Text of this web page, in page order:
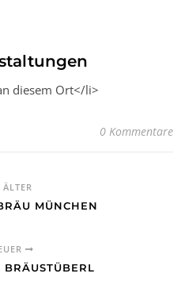
diesem Ort</li>
0 Kommentare
ÄLTER
MÜNCHEN
BRÄUSTÜBERL